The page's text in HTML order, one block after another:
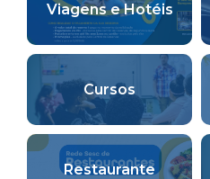
Viagens e Hotéis
Cursos
Restaurante